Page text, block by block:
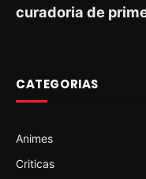
curadoria de
CATEGORIAS
Animes
Criticas